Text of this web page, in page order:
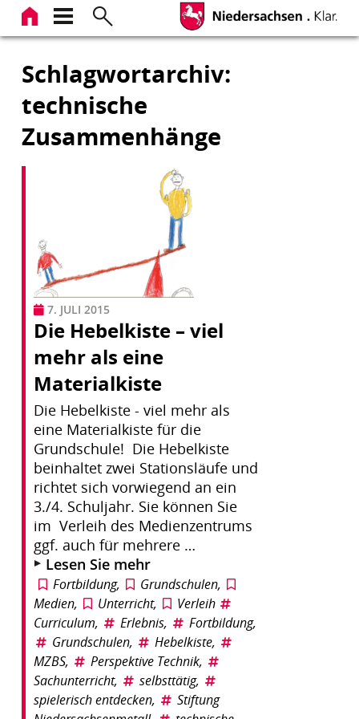
Zum
Inhalt
Schlagwortarchiv:
technische
Zusammenhänge
7. JULI 2015
Die Hebelkiste – viel
mehr als eine
Materialkiste
Die Hebelkiste - viel mehr als
eine Materialkiste für die
Grundschule! Die Hebelkiste
beinhaltet zwei Stationsläufe und
richtet sich vorwiegend an ein
3./4. Schuljahr. Sie können Sie
im Verleih des Medienzentrums
ggf. auch für mehrere …
Lesen Sie mehr
Fortbildung, Grundschulen,
Medien, Unterricht,
Verleih
Curriculum, Erlebnis, Fortbildung,
Grundschulen, Hebelkiste,
MZBS, Perspektive Technik,
Sachunterricht, selbsttätig,
spielerisch entdecken,
Stiftung